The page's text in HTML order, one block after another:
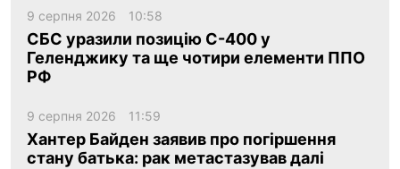
9 серпня 2026 10:58
СБС уразили позицію С-400 у
Геленджику та ще чотири елементи ППО
РФ
9 серпня 2026 11:59
Хантер Байден заявив про погіршення
стану батька: рак метастазував далі